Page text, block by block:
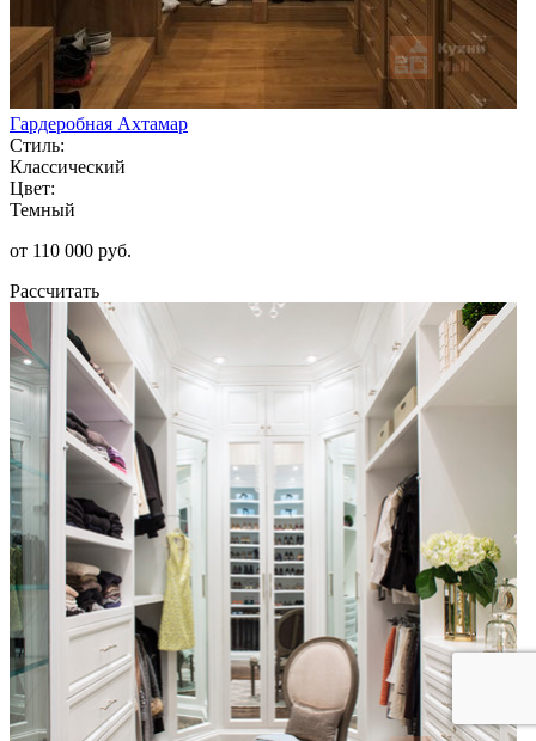
Гардеробная Ахтамар
Стиль:
Классический
Цвет:
Темный
от 110 000 руб.
Рассчитать